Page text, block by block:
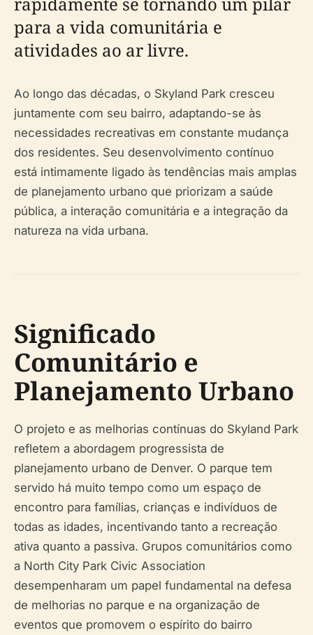
para a vida comunitária e
atividades ao ar livre.
Ao longo das décadas, o Skyland Park cresceu
juntamente com seu bairro, adaptando-se às
necessidades recreativas em constante mudança
dos residentes. Seu desenvolvimento contínuo
está intimamente ligado às tendências mais amplas
de planejamento urbano que priorizam a saúde
pública, a interação comunitária e a integração da
natureza na vida urbana.
Significado
Comunitário e
Planejamento Urbano
O projeto e as melhorias contínuas do Skyland Park
refletem a abordagem progressista de
planejamento urbano de Denver. O parque tem
servido há muito tempo como um espaço de
encontro para famílias, crianças e indivíduos de
todas as idades, incentivando tanto a recreação
ativa quanto a passiva. Grupos comunitários como
a North City Park Civic Association
desempenharam um papel fundamental na defesa
de melhorias no parque e na organização de
eventos que promovem o espírito do bairro